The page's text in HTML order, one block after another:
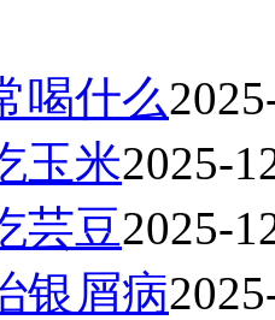
喝什么
玉米2025-
芸豆2025-
银屑病